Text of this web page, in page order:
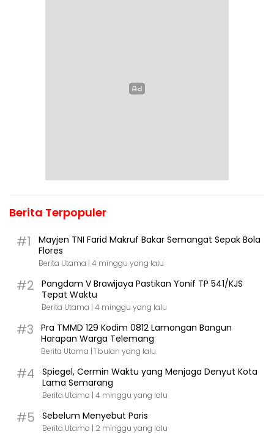
Berita Terpopuler
#1
Mayjen TNI Farid Makruf Bakar Semangat Sepak Bola
Flores
Berita Utama | 4 minggu yang lalu
#2
Pangdam V Brawijaya Pastikan Yonif TP 541/KJS
Tepat Waktu
Berita Utama | 4 minggu yang lalu
#3
Pra TMMD 129 Kodim 0812 Lamongan Bangun
Harapan Warga Telemang
Berita Utama | 1 bulan yang lalu
#4
Spiegel, Cermin Waktu yang Menjaga Denyut Kota
Lama Semarang
Berita Utama | 4 minggu yang lalu
#5 Sebelum Menyebut Paris
Berita Utama | 2 minggu yang lalu